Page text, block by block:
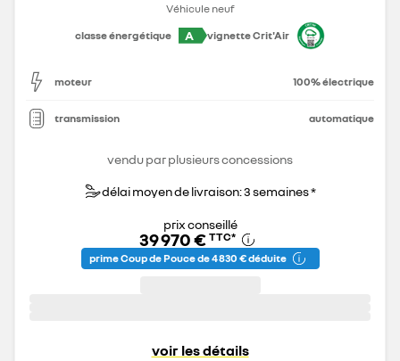
Véhicule neuf
classe énergétique
A vignette Crit'Air
moteur 100% électrique
transmission automatique
vendu par plusieurs concessions
délai moyen de livraison: 3 semaines *
prix conseillé
39 970 € TTC*
prime Coup de Pouce de 4 830 € déduite
voir les détails